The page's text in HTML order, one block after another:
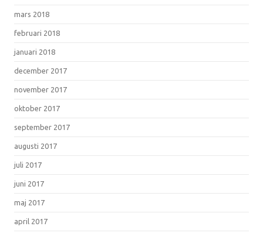
mars 2018
februari 2018
januari 2018
december 2017
november 2017
oktober 2017
september 2017
augusti 2017
juli 2017
juni 2017
maj 2017
april 2017